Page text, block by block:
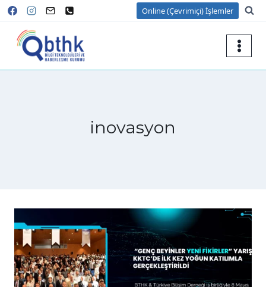
Skip
content
Online (Çevrimiçi) İşlemler
inovasyon